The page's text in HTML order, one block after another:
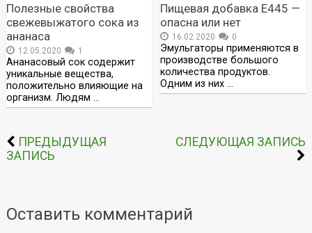
Полезные свойства
свежевыжатого сока из
ананаса
12.05.2020 1
Ананасовый сок содержит
уникальные вещества,
положительно влияющие на
организм. Людям …
Пищевая добавка Е445 —
опасна или нет
16.02.2020 0
Эмульгаторы применяются в
производстве большого
количества продуктов.
Одним из них …
ПРЕДЫДУЩАЯ
ЗАПИСЬ
СЛЕДУЮЩАЯ ЗАПИСЬ
Оставить комментарий